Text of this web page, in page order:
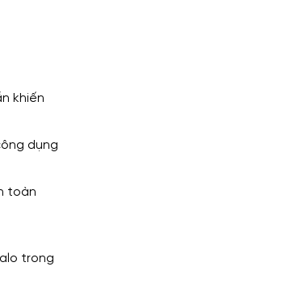
khiến
dụng
toàn
trong